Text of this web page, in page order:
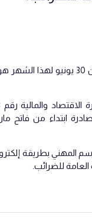
بلاغ من المديرية العامة
المهني بطريقة
العامة للضرائب.